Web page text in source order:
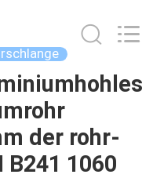
der rohr-
1060